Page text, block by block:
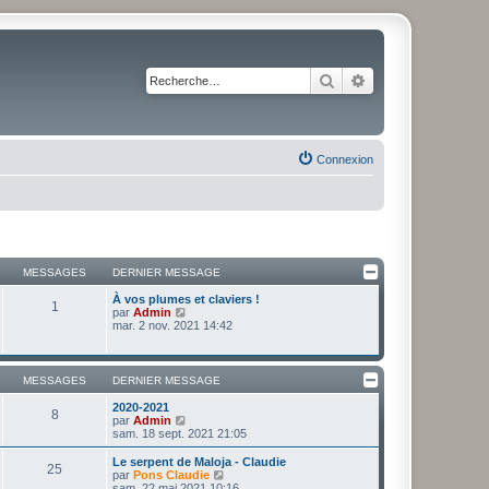
Rechercher
Connexion
MESSAGES DERNIER MESSAGE
1
À vos plumes et claviers !
par Admin
o
l
e
n
i
r
m
mar. 2 nov. 2021 14:42
MESSAGES DERNIER MESSAGE
8
2020-2021
par Admin
o
i
r
l
e
sam. 18 sept. 2021 21:05
25
Le serpent de Maloja - Claudie
par Pons Claudie